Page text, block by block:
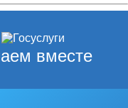
вместе